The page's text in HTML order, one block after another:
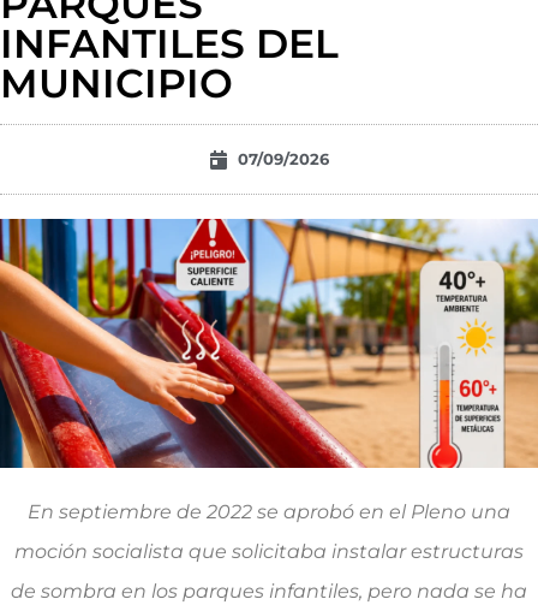
INFANTILES DEL
MUNICIPIO
07/09/2026
En septiembre de 2022 se aprobó en el Pleno una
moción socialista que solicitaba instalar estructuras
de sombra en los parques infantiles, pero nada se ha